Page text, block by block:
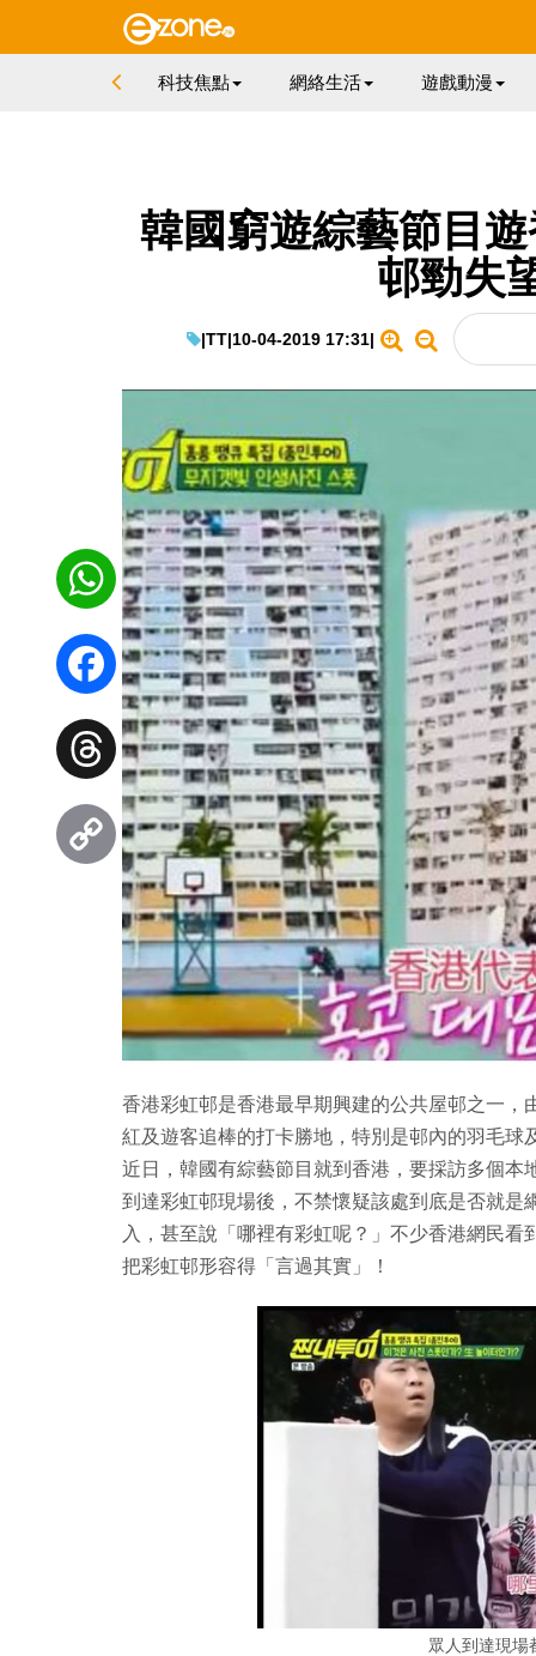
科技焦點 網絡生活 遊戲動漫
韓國窮遊綜藝節目
邨勁失
|TT|10-04-2019 17:31|
香港彩虹邨是香港最早期興建的公共屋邨之一
紅及遊客追棒的打卡勝地，特別是邨內的羽毛
近日，韓國有綜藝節目就到香港，要採訪多個
到達彩虹邨現場後，不禁懷疑該處到底是否就
入，甚至說「哪裡有彩虹呢？」不少香港網民
把彩虹邨形容得「言過其實」！
眾人到達現場
WhatsApp
Facebook
Threads
Copy
Link